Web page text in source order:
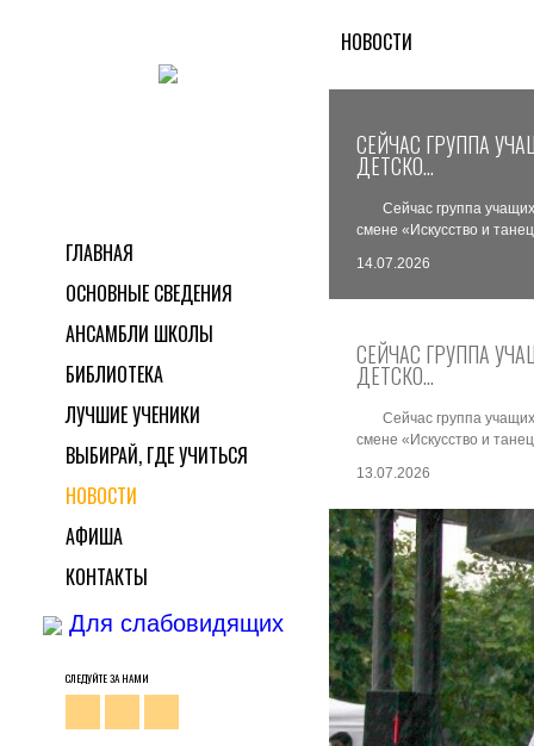
ГЛАВНАЯ
ОСНОВНЫЕ СВЕДЕНИЯ
АНСАМБЛИ ШКОЛЫ
БИБЛИОТЕКА
ЛУЧШИЕ УЧЕНИКИ
ВЫБИРАЙ, ГДЕ УЧИТЬСЯ
НОВОСТИ
АФИША
КОНТАКТЫ
Для слабовидящих
СЛЕДУЙТЕ ЗА НАМИ
НОВОСТИ
СЕЙЧАС ГРУППА
ДЕТСКО…
Сейчас группа
смене «Искусство и
14.07.2026
СЕЙЧАС ГРУППА
ДЕТСКО…
Сейчас группа
смене «Искусство и
13.07.2026